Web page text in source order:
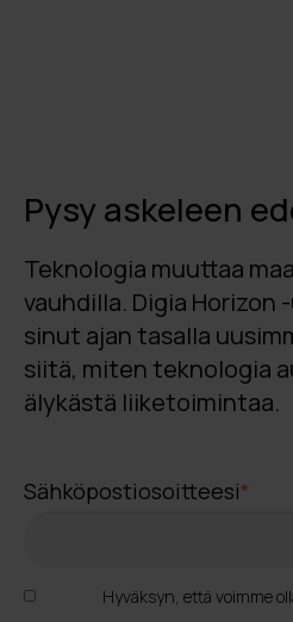
Pysy askeleen
Teknologia muuttaa
vauhdilla. Digia Horizon
sinut ajan tasalla
siitä, miten teknologia
älykästä liiketoimintaa.
Sähköpostiosoitteesi*
Hyväksyn, että voimme